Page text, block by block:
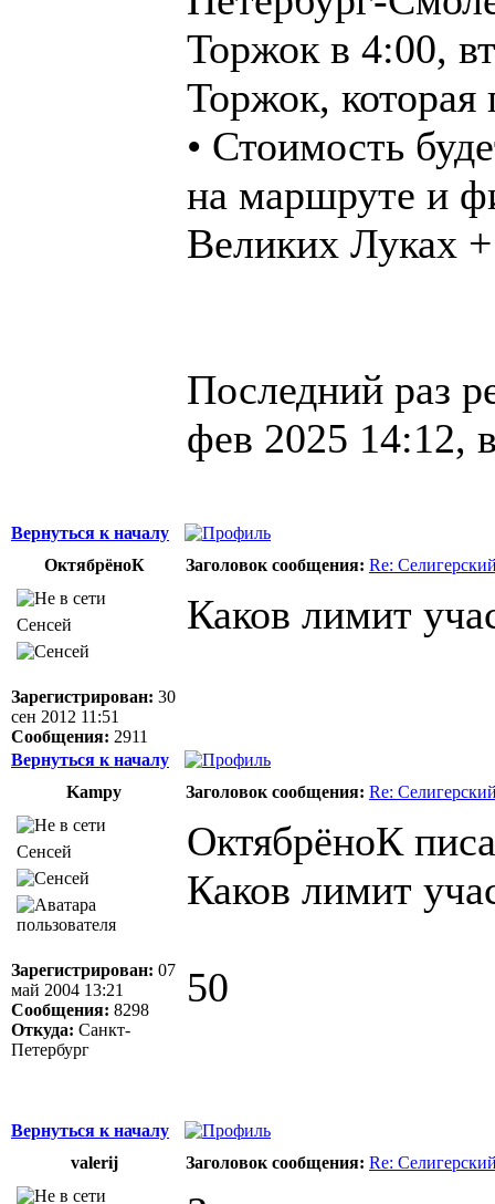
Торжок в 4:00,
Торжок,
• Стоимость
на маршруте и
Великих Луках
Последний раз
фев 2025 14:12,
Вернуться к началу
ОктябрёноК
Заголовок сообщения: Re:
Сенсей
Зарегистрирован: 30
сен 2012 11:51
Сообщения: 2911
Каков лимит
Вернуться к началу
Kampy
Заголовок сообщения: Re:
Сенсей
Зарегистрирован: 07
май 2004 13:21
Сообщения: 8298
Откуда: Санкт-
Петербург
ОктябрёноК
Каков лимит
50
Вернуться к началу
valerij
Заголовок сообщения: Re: